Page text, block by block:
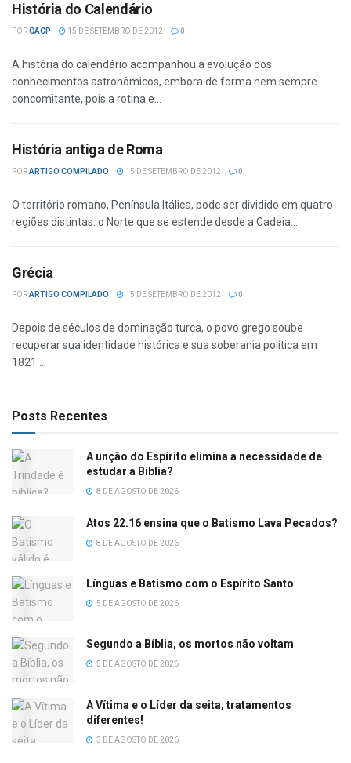
História do Calendário
PORCACP 15 DE SETEMBRO DE 2012 0
A história do calendário acompanhou a evolução dos
conhecimentos astronômicos, embora de forma nem sempre
concomitante, pois a rotina e...
História antiga de Roma
PORARTIGO COMPILADO 15 DE SETEMBRO DE 2012 0
O território romano, Península Itálica, pode ser dividido em quatro
regiões distintas: o Norte que se estende desde a Cadeia...
Grécia
PORARTIGO COMPILADO 15 DE SETEMBRO DE 2012 0
Depois de séculos de dominação turca, o povo grego soube
recuperar sua identidade histórica e sua soberania política em
1821....
Posts Recentes
A unção do Espírito elimina a necessidade de
estudar a Bíblia?
8 DE AGOSTO DE 2026
Atos 22.16 ensina que o Batismo Lava Pecados?
8 DE AGOSTO DE 2026
Línguas e Batismo com o Espírito Santo
5 DE AGOSTO DE 2026
Segundo a Bíblia, os mortos não voltam
5 DE AGOSTO DE 2026
A Vítima e o Líder da seita, tratamentos
diferentes!
3 DE AGOSTO DE 2026